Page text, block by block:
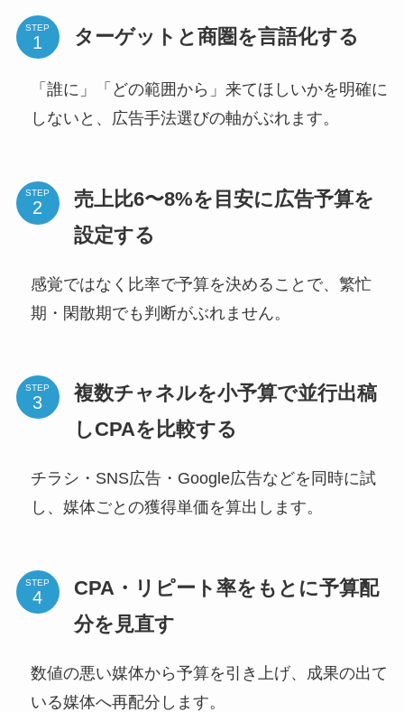
STEP ターゲットと商圏を言語化する
「誰に」「どの範囲から」来てほしいかを明確に
しないと、広告手法選びの軸がぶれます。
STEP
売上比6〜8%を目安に広告予算を
設定する
感覚ではなく比率で予算を決めることで、繁忙
期・閑散期でも判断がぶれません。
STEP
複数チャネルを小予算で並行出稿
しCPAを比較する
チラシ・SNS広告・Google広告などを同時に試
し、媒体ごとの獲得単価を算出します。
STEP
CPA・リピート率をもとに予算配
分を見直す
数値の悪い媒体から予算を引き上げ、成果の出て
いる媒体へ再配分します。